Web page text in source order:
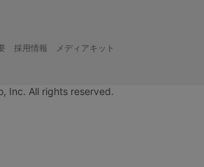
採用情報 メディアキット
Inc. All rights reserved.